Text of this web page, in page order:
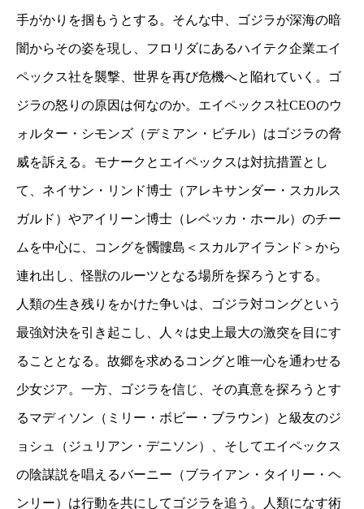
手がかりを掴もうとする。そんな中、ゴジラが深海の暗
闇からその姿を現し、フロリダにあるハイテク企業エイ
ペックス社を襲撃、世界を再び危機へと陥れていく。ゴ
ジラの怒りの原因は何なのか。エイペックス社CEOのウ
ォルター・シモンズ（デミアン・ビチル）はゴジラの脅
威を訴える。モナークとエイペックスは対抗措置とし
て、ネイサン・リンド博士（アレキサンダー・スカルス
ガルド）やアイリーン博士（レベッカ・ホール）のチー
ムを中心に、コングを髑髏島＜スカルアイランド＞から
連れ出し、怪獣のルーツとなる場所を探ろうとする。
人類の生き残りをかけた争いは、ゴジラ対コングという
最強対決を引き起こし、人々は史上最大の激突を目にす
ることとなる。故郷を求めるコングと唯一心を通わせる
少女ジア。一方、ゴジラを信じ、その真意を探ろうとす
るマディソン（ミリー・ボビー・ブラウン）と級友のジ
ョシュ（ジュリアン・デニソン）、そしてエイペックス
の陰謀説を唱えるバーニー（ブライアン・タイリー・ヘ
ンリー）は行動を共にしてゴジラを追う。人類になす術